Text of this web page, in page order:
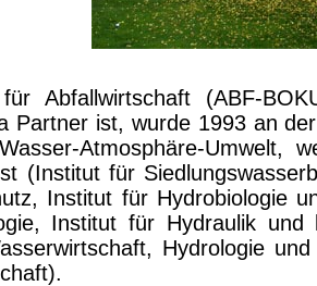
Abfallwirtschaft (ABF-
Partner ist, wurde 1993 an
Atmosphäre-Umwelt,
(Institut für
Institut für Hydrobiologie
Institut für Hydraulik und
Hydrologie